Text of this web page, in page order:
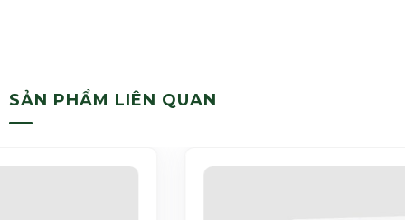
SẢN PHẨM LIÊN QUAN